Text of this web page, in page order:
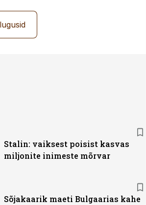
Stalin: vaiksest poisist kasvas
miljonite inimeste mõrvar
Sõjakaarik maeti Bulgaarias kahe